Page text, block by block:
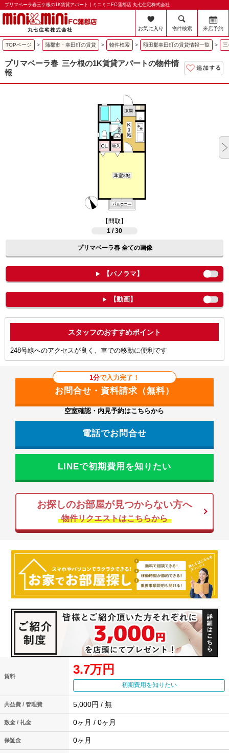
プリマベーラ春三ケ根の1K賃貸アパート | ミニミニFC蒲郡店 丸七住宅株式会社
お気に入り 物件検索 来店予約
TOPページ > 蒲郡市・幸田町の賃貸 > 物件検索 > 額田郡幸田町の賃貸情報一覧 >
プリマベーラ春 三ケ根の1K賃貸アパートの物件情
報
【間取】
1 / 30
プリマベーラ春 全ての画像
【パノラマ】
【動画】
ポイント
248号線へのアクセスが良く、車での移動に便利です
1分で入力完了！
空室確認・内見予約はこちらから
電話でお問合せ
LINEで初期費用を知りたい
お探しのお部屋が見つからない方へ
物件リクエストはこちらから
賃料 3.7万円
初期費用を知りたい
共益費 / 管理費 5,000円 / 無
敷金 / 礼金 0ヶ月 / 0ヶ月
保証金 0ヶ月